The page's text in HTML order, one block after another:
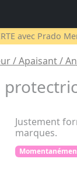
avec Prado
/ Apaisant /
Justement
marques.